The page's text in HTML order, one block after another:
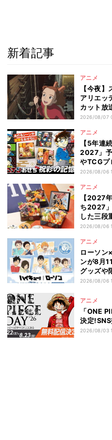
新着記事
アニメ
【今夜
アリエッ
カット放
2026/08/07
アニメ
【5年連
2027」
やTCGプ
2026/08/06
アニメ
【2027
ち2027
した三段
2026/08/06
アニメ
ローソン
ンが8月
グッズや
2026/08/06
アニメ
「ONE
決定
2026/08/03